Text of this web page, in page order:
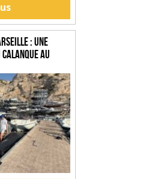
: une
au